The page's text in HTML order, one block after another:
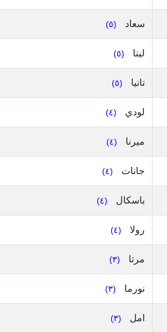
سعاد (٥)
لينا (٥)
تانيا (٥)
لودي (٤)
ميرنا (٤)
جانات (٤)
باسكال (٤)
رولا (٤)
مرتا (٣)
نورما (٣)
امل (٣)